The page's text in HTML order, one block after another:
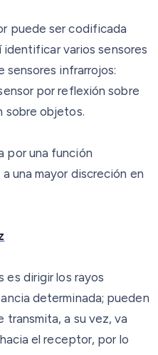
puede ser codificada
varios sensores
sensores infrarrojos:
por reflexión sobre
sobre objetos.
por una función
una mayor discreción en
es dirigir los rayos
determinada; pueden
transmita, a su vez, va
el receptor, por lo